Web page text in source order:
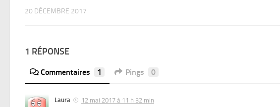
20 DÉCEMBRE 2017
1 RÉPONSE
Commentaires 1 Pings 0
Laura 12 mai 2017 à 11 h 32 min